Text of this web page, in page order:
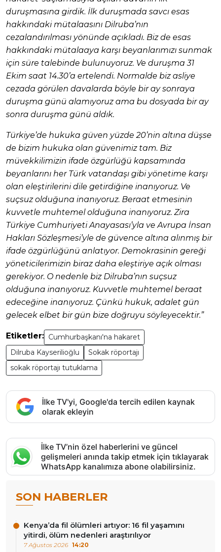
duruşmasına girdik. İlk duruşmada savcı esas
hakkındaki mütalaasını Dilruba’nın
cezalandırılması yönünde açıkladı. Biz de esas
hakkındaki mütalaaya karşı beyanlarımızı sunmak
için süre talebinde bulunuyoruz. Ve duruşma 31
Ekim saat 14.30’a ertelendi. Normalde biz asliye
cezada görülen davalarda böyle bir ay sonraya
duruşma günü alamıyoruz ama bu dosyada bir ay
sonra duruşma günü aldık.
Türkiye’de hukuka güven yüzde 20’nin altına düşse
de bizim hukuka olan güvenimiz tam. Biz
müvekkilimizin ifade özgürlüğü kapsamında
beyanlarını her Türk vatandaşı gibi yönetime karşı
olan eleştirilerini dile getirdiğine inanıyoruz. Ve
suçsuz olduğuna inanıyoruz. Beraat etmesinin
kuvvetle muhtemel olduğuna inanıyoruz. Zira
Türkiye Cumhuriyeti Anayasası’yla ve Avrupa İnsan
Hakları Sözleşmesi’yle de güvence altına alınmış bir
ifade özgürlüğünü anlatıyor. Demokrasinin gereği
yöneticilerimizin biraz daha eleştiriye açık olması
gerekiyor. O nedenle biz Dilruba’nın suçsuz
olduğuna inanıyoruz. Kuvvetle muhtemel beraat
edeceğine inanıyoruz. Çünkü hukuk, adalet gün
gelecek elbet bir gün bize doğruyu söyleyecektir.”
Etiketler: Cumhurbaşkanı'na hakaret
Dilruba Kayserilioğlu
Sokak röportajı
sokak röportajı tutuklama
İlke TV'yi, Google'da tercih edilen kaynak
olarak ekleyin
İlke TV’nin özel haberlerini ve güncel
gelişmeleri anında takip etmek için tıklayarak
WhatsApp kanalımıza abone olabilirsiniz.
SON HABERLER
Kenya’da fil ölümleri artıyor: 16 fil yaşamını
yitirdi, ölüm nedenleri araştırılıyor
7 Ağustos 2026 14:20